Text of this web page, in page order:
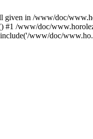
in /www/doc/
/www/doc/
www/doc/